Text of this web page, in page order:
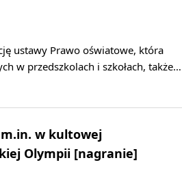
ustawy Prawo oświatowe, która
w przedszkolach i szkołach, także…
m.in. w kultowej
Olympii [nagranie]